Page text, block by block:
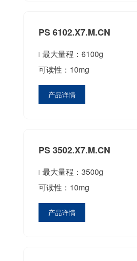
PS 6102.X7.M.CN
最大量程：6100g
可读性：10mg
产品详情
PS 3502.X7.M.CN
最大量程：3500g
可读性：10mg
产品详情